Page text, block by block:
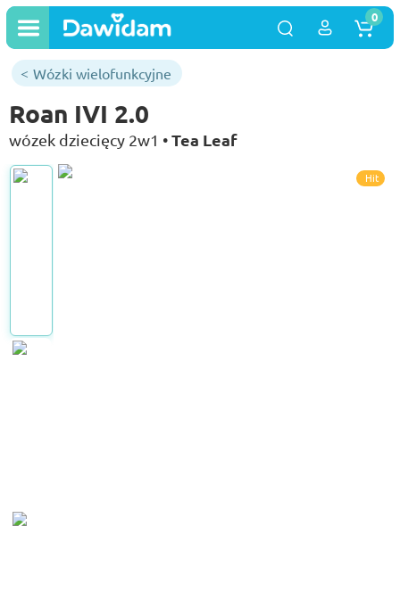
0
Wózki wielofunkcyjne
Roan IVI 2.0
wózek dziecięcy 2w1 •Tea Leaf
Hit